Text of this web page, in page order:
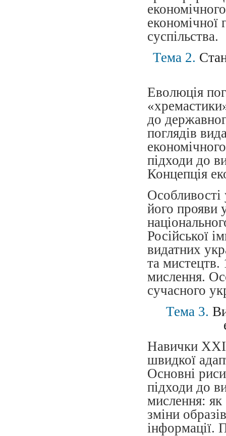
економічної
суспільства.
Тема 2.
Еволюція
до
поглядів
підходи до
Концепція
Особливості
його прояви
Російської
видатних
та мистецтв.
мислення.
сучасного
Тема 3.
Навички ХХІ
швидкої
Основні
підходи до
мислення: як
зміни
інформації.